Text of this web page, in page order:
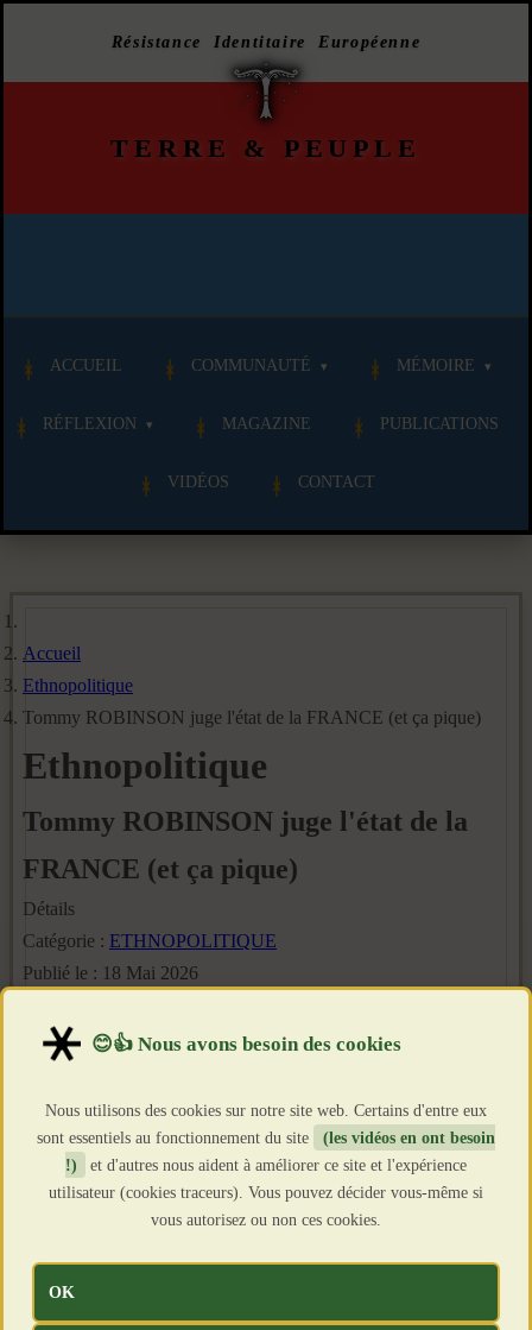
Résistance Identitaire Européenne
TERRE & PEUPLE
ACCUEIL COMMUNAUTÉ MÉMOIRE
RÉFLEXION MAGAZINE PUBLICATIONS
VIDÉOS CONTACT
Accueil
Ethnopolitique
Tommy ROBINSON juge l'état de la FRANCE (et ça pique)
Ethnopolitique
Tommy ROBINSON juge l'état de la
FRANCE (et ça pique)
Détails
Catégorie : ETHNOPOLITIQUE
Publié le : 18 Mai 2026
Clics : 629
Nous utilisons des cookies sur notre site web. Certains d'entre eux
sont essentiels au fonctionnement du site
(les vidéos en ont besoin
!)
et d'autres nous aident à améliorer ce site et l'expérience
utilisateur (cookies traceurs). Vous pouvez décider vous-même si
vous autorisez ou non ces cookies.
OK